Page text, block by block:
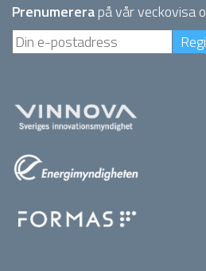
Prenumererapå vår veckovisa